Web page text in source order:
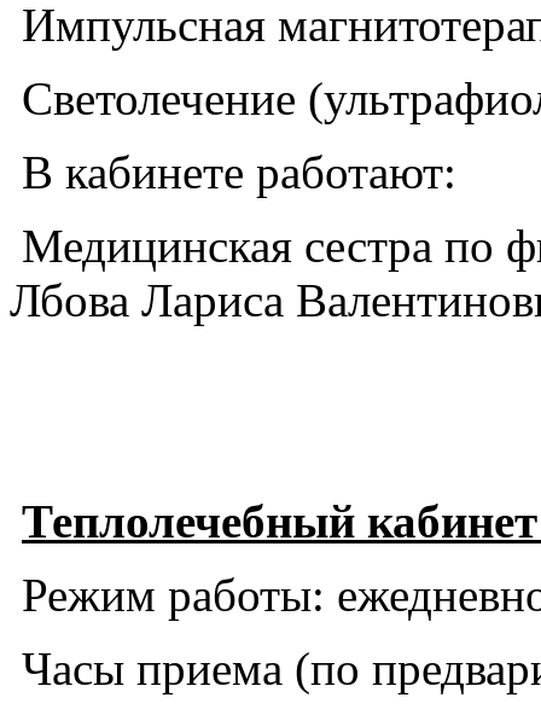
Импульсная
Светолечение
В кабинете работают:
Медицинская сестра по
Лбова Лариса
Теплолечебный
Режим работы:
Часы приема (по